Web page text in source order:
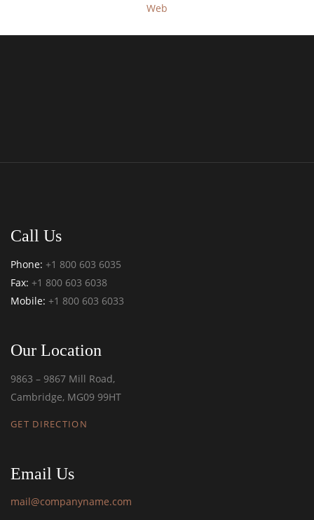
Web
Call Us
Phone: +1 800 603 6035
Fax: +1 800 603 6038
Mobile: +1 800 603 6033
Our Location
9863 – 9867 Mill Road,
Cambridge, MG09 99HT
GET DIRECTION
Email Us
mail@companyname.com